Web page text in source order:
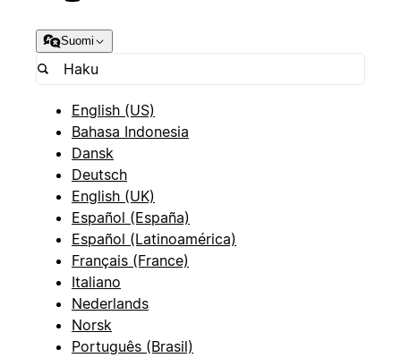
Suomi
English (US)
Bahasa Indonesia
Dansk
Deutsch
English (UK)
Español (España)
Español (Latinoamérica)
Français (France)
Italiano
Nederlands
Norsk
Português (Brasil)